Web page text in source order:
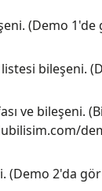
(Demo
bileşeni.
ve bileşeni.
(Demo 2'da